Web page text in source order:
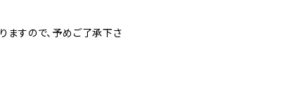
すので、予めご了承下さ